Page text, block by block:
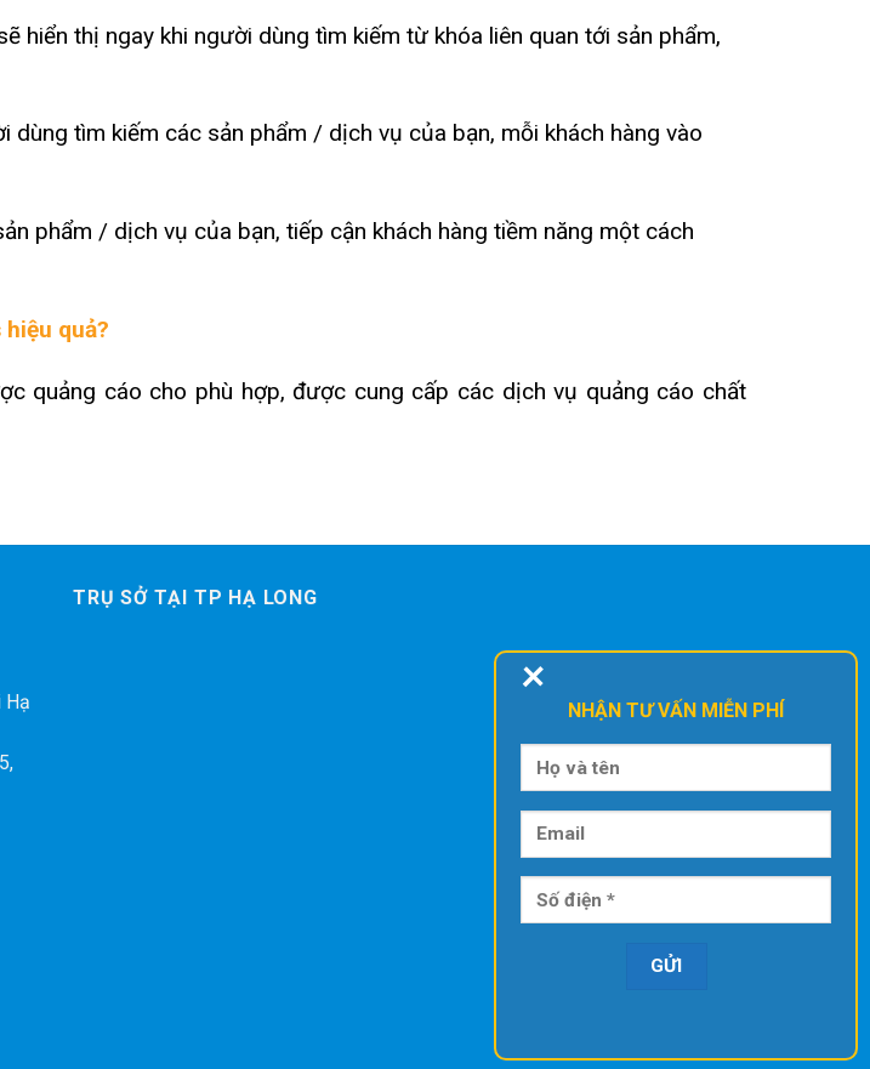
hiển thị ngay khi người dùng tìm kiếm từ khóa liên quan tới sản phẩm,
dùng tìm kiếm các sản phẩm / dịch vụ của bạn, mỗi khách hàng vào
phẩm / dịch vụ của bạn, tiếp cận khách hàng tiềm năng một cách
quả?
quảng cáo cho phù hợp, được cung cấp các dịch vụ quảng cáo chất
Hạ
TRỤ SỞ TẠI TP HẠ LONG
NHẬN TƯ VẤN MIỄN PHÍ
+